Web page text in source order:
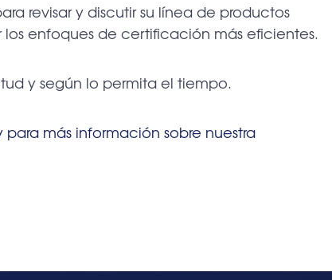
revisar y discutir su línea de productos
enfoques de certificación más eficientes.
y según lo permita el tiempo.
más información sobre nuestra